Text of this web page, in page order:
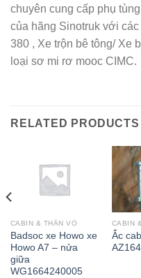
chuyên cung cấp phụ
của hãng Sinotruk với
380 , Xe trộn bê tông/ Xe
loại sơ mi rơ mooc CIMC.
RELATED PRODUCTS
CABIN & THÂN VỎ
Badsoc xe Howo xe
Howo A7 – nửa
giữa
WG1664240005
CABIN
Ắc